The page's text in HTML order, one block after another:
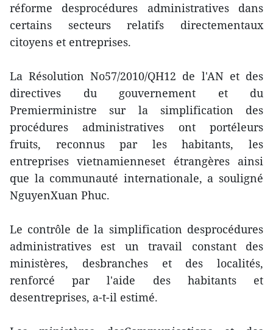
réforme desprocédures administratives dans
certains secteurs relatifs directementaux
citoyens et entreprises.
La Résolution No57/2010/QH12 de l'AN et des
directives du gouvernement et du
Premierministre sur la simplification des
procédures administratives ont portéleurs
fruits, reconnus par les habitants, les
entreprises vietnamienneset étrangères ainsi
que la communauté internationale, a souligné
NguyenXuan Phuc.
Le contrôle de la simplification desprocédures
administratives est un travail constant des
ministères, desbranches et des localités,
renforcé par l'aide des habitants et
desentreprises, a-t-il estimé.